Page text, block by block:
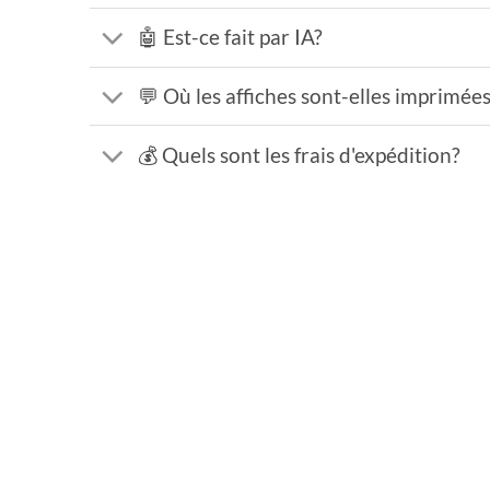
🤖 Est-ce fait par IA?
💬 Où les affiches sont-elles
💰 Quels sont les frais d'expédition?